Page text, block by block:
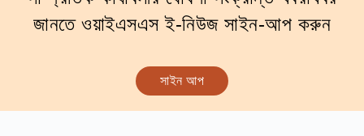
জানতে ওয়াইএসএস ই-নিউজ সাইন-আপ করুন
সাইন আপ